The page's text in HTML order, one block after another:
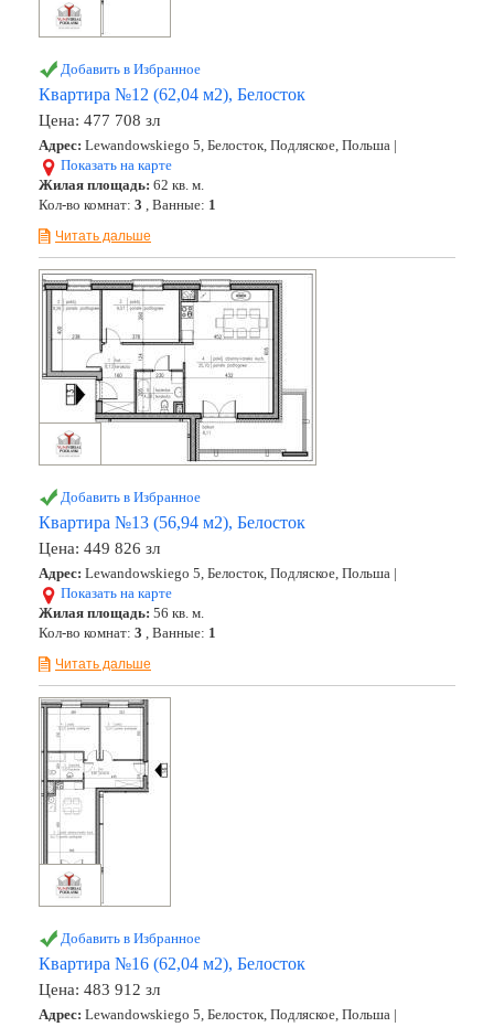
Добавить в Избранное
Квартира №12 (62,04 м2), Белосток
Цена: 477 708 зл
Адрес: Lewandowskiego 5, Белосток, Подляское, Польша |
Показать на карте
Жилая площадь: 62 кв. м.
Кол-во комнат: 3 , Ванные: 1
Читать дальше
Добавить в Избранное
Квартира №13 (56,94 м2), Белосток
Цена: 449 826 зл
Адрес: Lewandowskiego 5, Белосток, Подляское, Польша |
Показать на карте
Жилая площадь: 56 кв. м.
Кол-во комнат: 3 , Ванные: 1
Читать дальше
Добавить в Избранное
Квартира №16 (62,04 м2), Белосток
Цена: 483 912 зл
Адрес: Lewandowskiego 5, Белосток, Подляское, Польша |